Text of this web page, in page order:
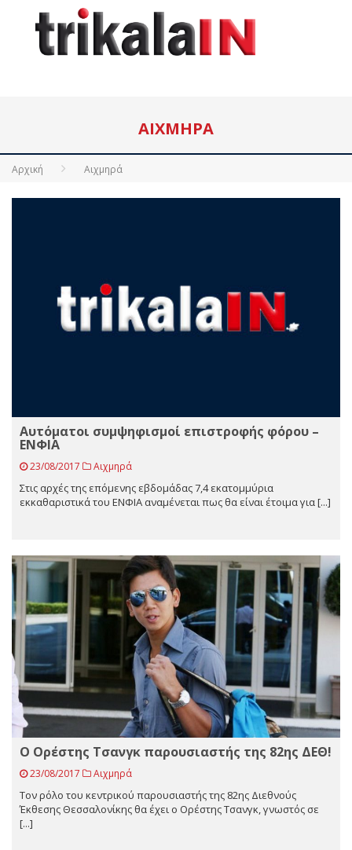
ΑΙΧΜΗΡΆ
Αρχική Αιχμηρά
Αυτόματοι συμψηφισμοί επιστροφής φόρου –
ΕΝΦΙΑ
23/08/2017 Αιχμηρά
Στις αρχές της επόμενης εβδομάδας 7,4 εκατομμύρια
εκκαθαριστικά του ΕΝΦΙΑ αναμένεται πως θα είναι έτοιμα για [...]
Ο Ορέστης Τσανγκ παρουσιαστής της 82ης ΔΕΘ!
23/08/2017 Αιχμηρά
Τον ρόλο του κεντρικού παρουσιαστής της 82ης Διεθνούς
Έκθεσης Θεσσαλονίκης θα έχει ο Ορέστης Τσανγκ, γνωστός σε
[...]